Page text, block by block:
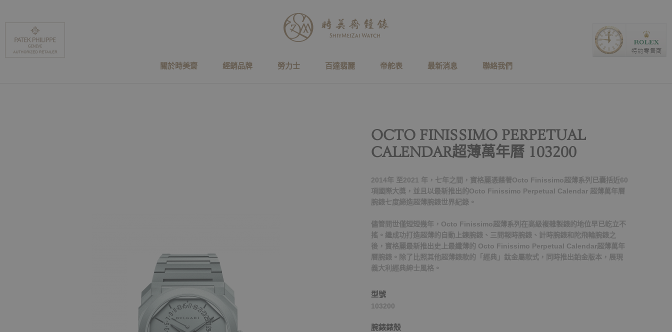
關於時美齋 經銷品牌 勞力士 百達翡麗 帝舵表 最新消息 聯絡我們
OCTO FINISSIMO PERPETUAL
CALENDAR超薄萬年曆 103200
2014年 至2021 年，七年之間，寶格麗憑藉著Octo Finissimo超薄系列已囊括近60
項國際大獎，並且以最新推出的Octo Finissimo Perpetual Calendar 超薄萬年曆
腕錶七度締造超薄腕錶世界紀錄。
儘管問世僅短短幾年，Octo Finissimo超薄系列在高級複雜製錶的地位早已屹立不
搖。繼成功打造超薄的自動上鍊腕錶、三問報時腕錶、計時腕錶和陀飛輪腕錶之
後，寶格麗最新推出史上最纖薄的 Octo Finissimo Perpetual Calendar超薄萬年
曆腕錶。除了比照其他超薄錶款的「經典」鈦金屬款式，同時推出鉑金版本，展現
義大利經典紳士風格。
型號
103200
腕錶錶殼